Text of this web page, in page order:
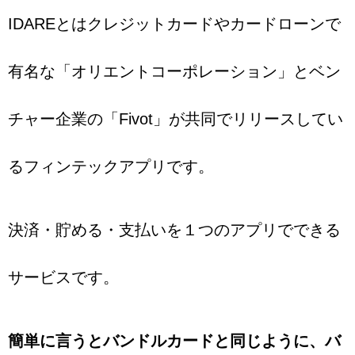
IDAREとはクレジットカードやカードローンで
有名な「オリエントコーポレーション」とベン
チャー企業の「Fivot」が共同でリリースしてい
るフィンテックアプリです。
決済・貯める・支払いを１つのアプリでできる
サービスです。
簡単に言うとバンドルカードと同じように、バ